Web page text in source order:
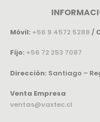
Móvil: +56 9 4572 5288 /
Fijo: +56 72 253 7087
Dirección: Santiago –
Venta Empresa
ventas@vaxtec.cl